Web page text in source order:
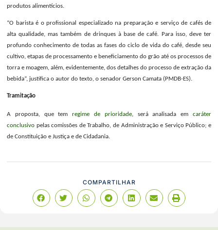
produtos alimentícios.
“O barista é o profissional especializado na preparação e serviço de cafés de
alta qualidade, mas também de drinques à base de café. Para isso, deve ter
profundo conhecimento de todas as fases do ciclo de vida do café, desde seu
cultivo, etapas de processamento e beneficiamento do grão até os processos de
torra e moagem, além, evidentemente, dos detalhes do processo de extração da
bebida”, justifica o autor do texto, o senador Gerson Camata (PMDB-ES).
Tramitação
A proposta, que temregime de prioridade, será analisada emcaráter
conclusivo pelas comissões de Trabalho, de Administração e Serviço Público; e
de Constituição e Justiça e de Cidadania.
COMPARTILHAR